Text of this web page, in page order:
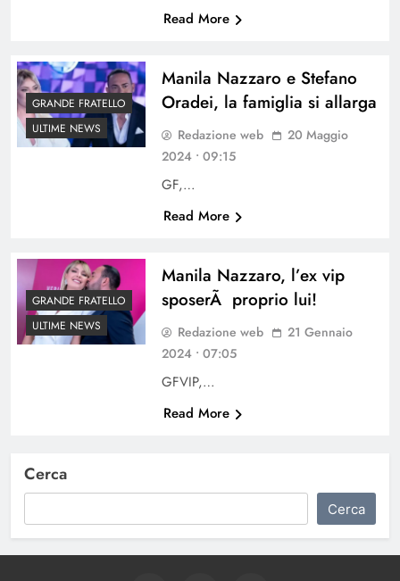
Read More
GRANDE FRATELLO
ULTIME NEWS
Manila Nazzaro e Stefano
Oradei, la famiglia si allarga
Redazione web
20 Maggio
2024 • 09:15
GF,…
Read More
GRANDE FRATELLO
ULTIME NEWS
Manila Nazzaro, l’ex vip
sposerÃ proprio lui!
Redazione web
21 Gennaio
2024 • 07:05
GFVIP,…
Read More
Cerca
Cerca